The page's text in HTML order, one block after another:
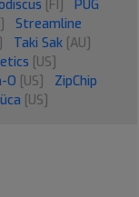
[FI]
PUG
Streamline
Taki Sak [AU]
[US]
O [US]
ZipChip
[US]